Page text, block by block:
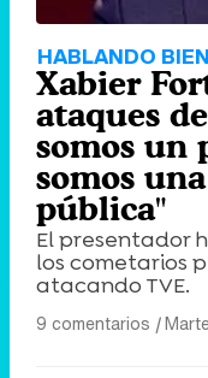
HABLANDO
Xabier
ataques
somos un
somos
pública"
El presentador
los cometarios
atacando TVE.
9 comentarios |